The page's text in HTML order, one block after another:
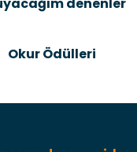
Okur Ödülleri